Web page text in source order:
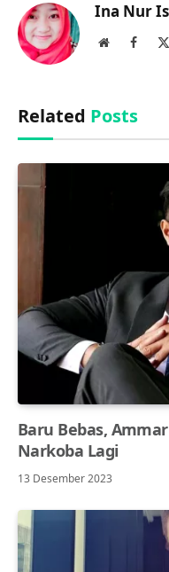
Ina Nur
Website
Related Posts
Baru Bebas,
Narkoba Lagi
13 Desember 2023